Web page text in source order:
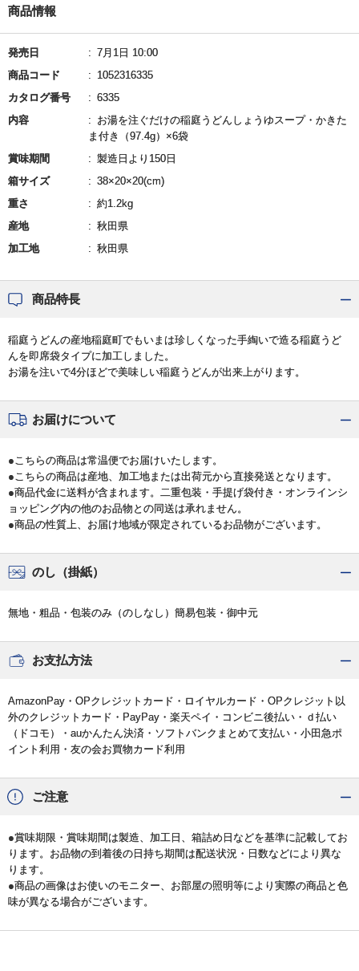
商品情報
発売日
7月1日 10:00
商品コード
1052316335
カタログ番号
6335
内容
お湯を注ぐだけの稲庭うどんしょうゆスープ・かきた
ま付き（97.4g）×6袋
賞味期間
製造日より150日
箱サイズ
38×20×20(cm)
重さ
約1.2kg
産地
秋田県
加工地
秋田県
商品特長
稲庭うどんの産地稲庭町でもいまは珍しくなった手綯いで造る稲庭うど
んを即席袋タイプに加工しました。
お湯を注いで4分ほどで美味しい稲庭うどんが出来上がります。
お届けについて
●こちらの商品は常温便でお届けいたします。
●こちらの商品は産地、加工地または出荷元から直接発送となります。
●商品代金に送料が含まれます。二重包装・手提げ袋付き・オンラインシ
ョッピング内の他のお品物との同送は承れません。
●商品の性質上、お届け地域が限定されているお品物がございます。
のし（掛紙）
無地・粗品・包装のみ（のしなし）簡易包装・御中元
お支払方法
AmazonPay・OPクレジットカード・ロイヤルカード・OPクレジット以
外のクレジットカード・PayPay・楽天ペイ・コンビニ後払い・ｄ払い
（ドコモ）・auかんたん決済・ソフトバンクまとめて支払い・小田急ポ
イント利用・友の会お買物カード利用
ご注意
●賞味期限・賞味期間は製造、加工日、箱詰め日などを基準に記載してお
ります。お品物の到着後の日持ち期間は配送状況・日数などにより異な
ります。
●商品の画像はお使いのモニター、お部屋の照明等により実際の商品と色
味が異なる場合がございます。